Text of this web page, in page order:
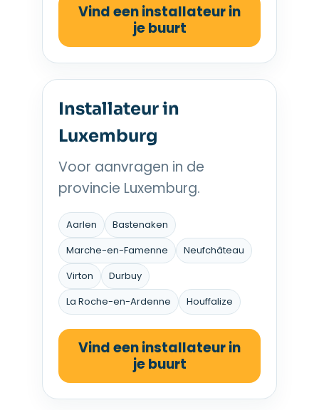
Vind een installateur in
je buurt
Installateur in
Luxemburg
Voor aanvragen in de
provincie Luxemburg.
Aarlen
Bastenaken
Marche-en-Famenne
Neufchâteau
Virton
Durbuy
La Roche-en-Ardenne
Houffalize
Vind een installateur in
je buurt